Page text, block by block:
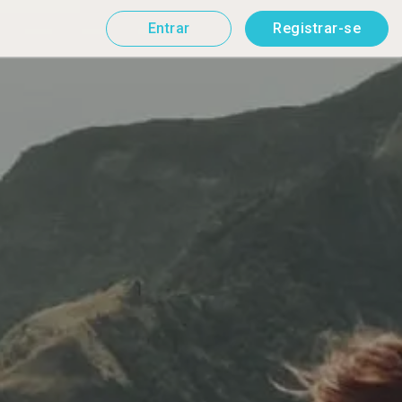
Entrar Registrar-se